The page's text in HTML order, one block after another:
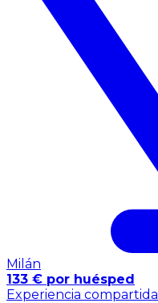
Milán
133 € por huésped
Experiencia compartida